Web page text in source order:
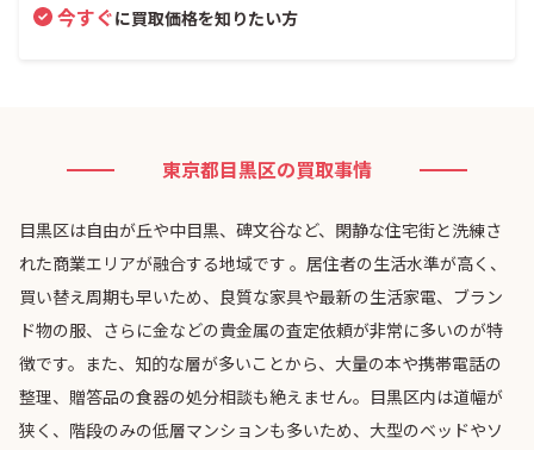
今すぐに買取価格を知りたい方
東京都目黒区の買取事情
目黒区は自由が丘や中目黒、碑文谷など、閑静な住宅街と洗練さ
れた商業エリアが融合する地域です 。居住者の生活水準が高く、
買い替え周期も早いため、良質な家具や最新の生活家電、ブラン
ド物の服、さらに金などの貴金属の査定依頼が非常に多いのが特
徴です。また、知的な層が多いことから、大量の本や携帯電話の
整理、贈答品の食器の処分相談も絶えません。目黒区内は道幅が
狭く、階段のみの低層マンションも多いため、大型のベッドやソ